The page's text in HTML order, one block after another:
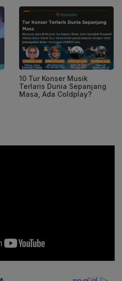
10 Tur Konser Musik
Terlaris Dunia Sepanjang
Masa, Ada Coldplay?